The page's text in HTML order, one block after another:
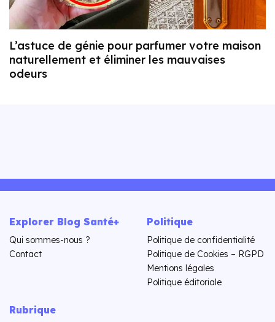
L’astuce de génie pour parfumer votre maison
naturellement et éliminer les mauvaises
odeurs
Explorer Blog Santé+
Qui sommes-nous ?
Contact
Politique
Politique de confidentialité
Politique de Cookies – RGPD
Mentions légales
Politique éditoriale
Rubrique